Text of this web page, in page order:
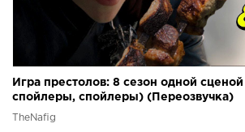
Игра престолов: 8 сезон одной
спойлеры, спойлеры) (Переозвучка)
TheNafig